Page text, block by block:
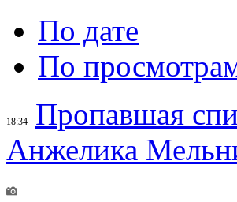
По дате
По
18:34
Пропавшая
Анжелика